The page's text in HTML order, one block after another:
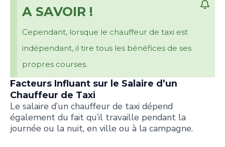
A SAVOIR !
Cependant, lorsque le chauffeur de taxi est
indépendant, il tire tous les bénéfices de ses
propres courses.
Facteurs Influant sur le Salaire d’un
Chauffeur de Taxi
Le salaire d’un chauffeur de taxi dépend
également du fait qu’il travaille pendant la
journée ou la nuit, en ville ou à la campagne.